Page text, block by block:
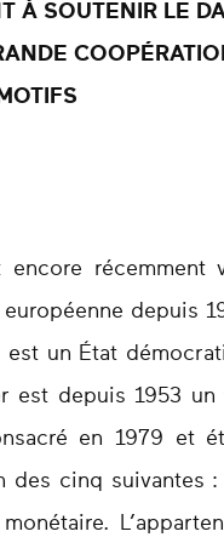
À SOUTENIR LE
encore
depuis
un État
est depuis 1953
en 1979 et
des cinq suivantes